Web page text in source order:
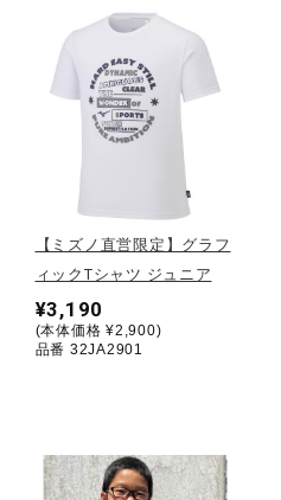
ズ
ッズ
【ミズノ直営限定】グラフ
ィックTシャツ ジュニア
¥3,190
(本体価格 ¥2,900)
品番 32JA2901